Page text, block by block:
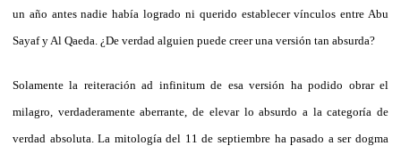
un año antes nadie había logrado ni querido establecer vínculos entre Abu
Sayaf y Al Qaeda. ¿De verdad alguien puede creer una versión tan absurda?
Solamente la reiteración ad infinitum de esa versión ha podido obrar el
milagro, verdaderamente aberrante, de elevar lo absurdo a la categoría de
verdad absoluta. La mitología del 11 de septiembre ha pasado a ser dogma